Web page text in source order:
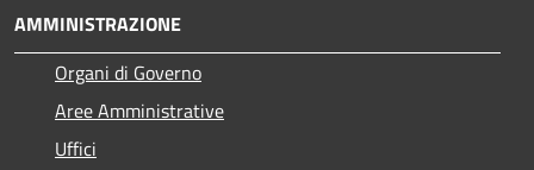
AMMINISTRAZIONE
Organi di Governo
Aree Amministrative
Uffici